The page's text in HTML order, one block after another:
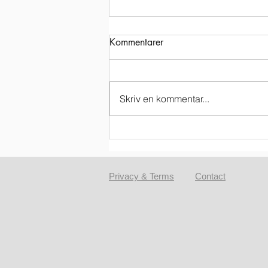
Kommentarer
Skriv en kommentar...
Privacy & Terms Contact